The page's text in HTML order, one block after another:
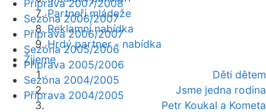
Partneři mládeže
Reklamní nabídka
Hrdý partner - nabídka
Žijeme
Děti dětem
Jsme jedna rodina
Petr Koukal a Kometa
Příprava 2007/2008
Sezóna 2006/2007
Příprava 2006/2007
Sezóna 2005/2006
Příprava 2005/2006
Sezóna 2004/2005
Příprava 2004/2005